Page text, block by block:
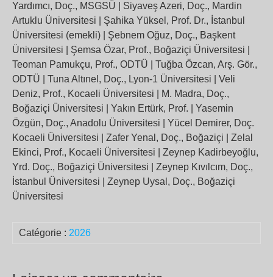
Yardımcı, Doç., MSGSÜ | Siyaveş Azeri, Doç., Mardin
Artuklu Üniversitesi | Şahika Yüksel, Prof. Dr., İstanbul
Üniversitesi (emekli) | Şebnem Oğuz, Doç., Başkent
Üniversitesi | Şemsa Özar, Prof., Boğaziçi Üniversitesi |
Teoman Pamukçu, Prof., ODTÜ | Tuğba Özcan, Arş. Gör.,
ODTÜ | Tuna Altınel, Doç., Lyon-1 Üniversitesi | Veli
Deniz, Prof., Kocaeli Üniversitesi | M. Madra, Doç.,
Boğaziçi Üniversitesi | Yakın Ertürk, Prof. | Yasemin
Özgün, Doç., Anadolu Üniversitesi | Yücel Demirer, Doç.
Kocaeli Üniversitesi | Zafer Yenal, Doç., Boğaziçi | Zelal
Ekinci, Prof., Kocaeli Üniversitesi | Zeynep Kadirbeyoğlu,
Yrd. Doç., Boğaziçi Üniversitesi | Zeynep Kıvılcım, Doç.,
İstanbul Üniversitesi | Zeynep Uysal, Doç., Boğaziçi
Üniversitesi
Catégorie : 2026